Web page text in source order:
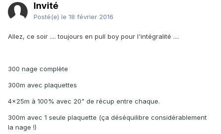
Invité
Posté(e) le 18 février 2016
Allez, ce soir .... toujours en pull boy pour l'intégralité ....
300 nage complète
300m avec plaquettes
4x25m à 100% avec 20" de récup entre chaque.
300m avec 1 seule plaquette (ça déséquilibre considérablement
la nage !)